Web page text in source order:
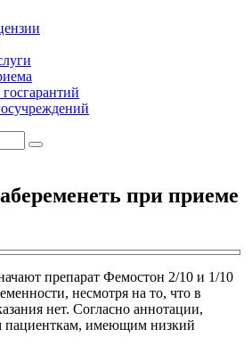
при приеме
препарат Фемостон 2/10 и 1/10
несмотря на то, что в
нет. Согласно аннотации,
пациенткам, имеющим низкий